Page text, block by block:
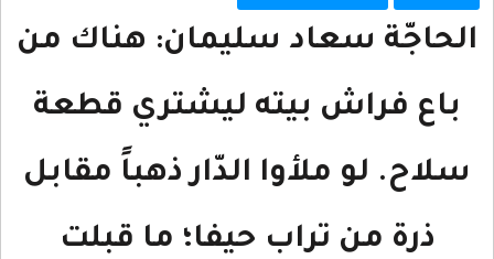
الحاجّة سعاد سليمان: هناك من
باع فراش بيته ليشتري قطعة
سلاح. لو ملأوا الدّار ذهباً مقابل
ذرة من تراب حيفا؛ ما قبلت